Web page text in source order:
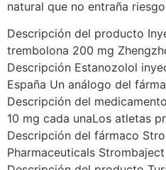
natural que no entraña
Descripción del producto
trembolona 200 mg
Descripción Estanozolol
España Un análogo del
Descripción del
10 mg cada unaLos atletas
Descripción del fármaco
Pharmaceuticals